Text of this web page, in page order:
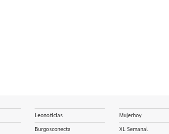
Leonoticias
Burgosconecta
Mujerhoy
XL Semanal